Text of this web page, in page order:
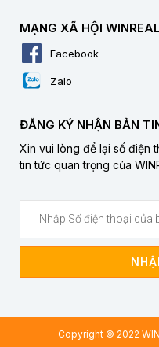
MẠNG XÃ HỘI WINREAL
Facebook
Zalo
ĐĂNG KÝ NHẬN BẢN
Xin vui lòng để lại số điện
tin tức quan trọng của
Copyright © 2022